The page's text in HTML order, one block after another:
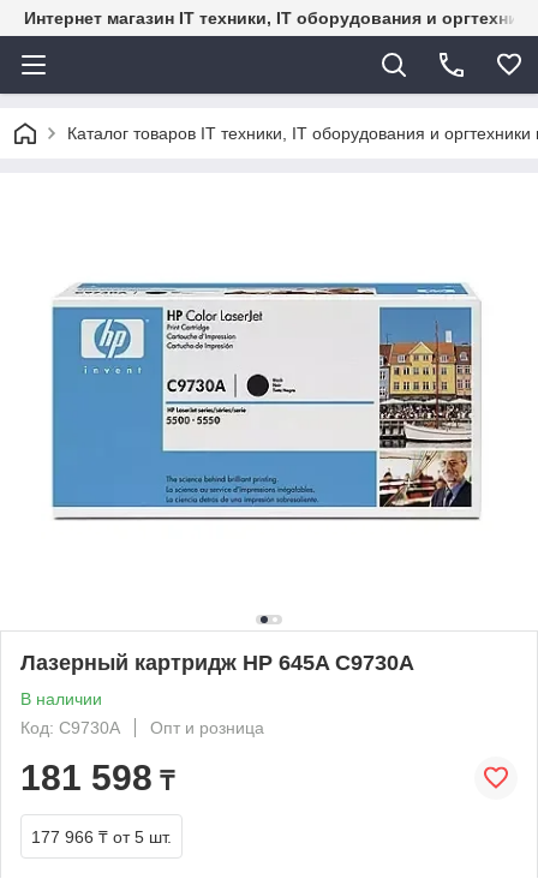
Интернет магазин IT техники, IT оборудования и
Каталог товаров IT техники, IT оборудования и
Лазерный картридж HP 645A C9730A
В наличии
Код: C9730A
Опт и розница
181 598 ₸
177 966 ₸ от 5 шт.